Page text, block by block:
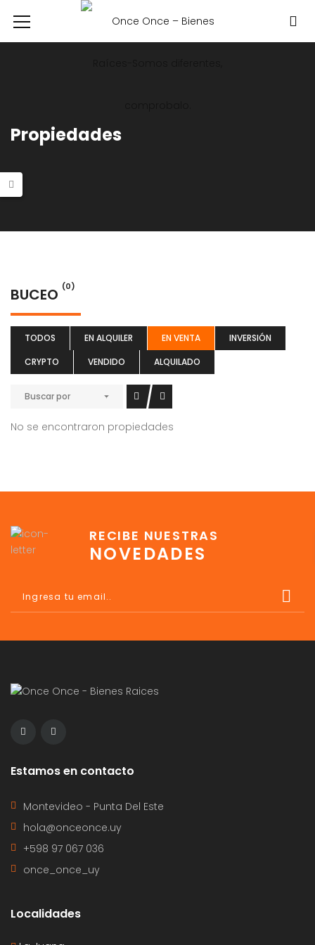
Propiedades
BUCEO (0)
TODOS EN ALQUILER EN VENTA
INVERSIÓN
CRYPTO
VENDIDO ALQUILADO
Buscar por
No se encontraron propiedades
RECIBE NUESTRAS
NOVEDADES
Estamos en contacto
Montevideo - Punta Del Este
hola@onceonce.uy
+598 97 067 036
once_once_uy
Localidades